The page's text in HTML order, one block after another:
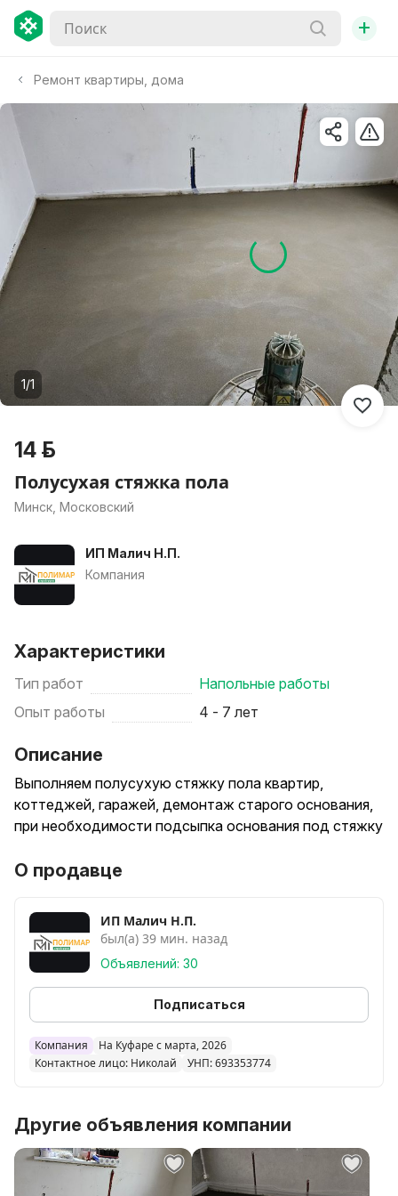
+
Ремонт квартиры, дома
1/1
14 р.
Полусухая стяжка пола
Минск, Московский
ИП Малич Н.П.
Компания
Характеристики
Тип работ
Напольные работы
Опыт работы
4 - 7 лет
Описание
Выполняем полусухую стяжку пола квартир,
коттеджей, гаражей, демонтаж старого основания,
при необходимости подсыпка основания под стяжку
О продавце
ИП Малич Н.П.
был(а) 39 мин. назад
Объявлений: 30
Подписаться
Компания
На Куфаре с марта, 2026
Контактное лицо: Николай
УНП: 693353774
Другие объявления компании